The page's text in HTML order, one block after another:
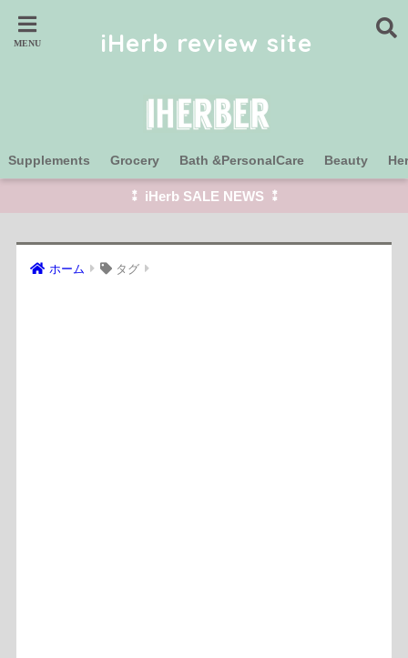
iHerb review site
Supplements Grocery Bath &PersonalCare Beauty
⁑ iHerb SALE NEWS ⁑
ホーム タグ